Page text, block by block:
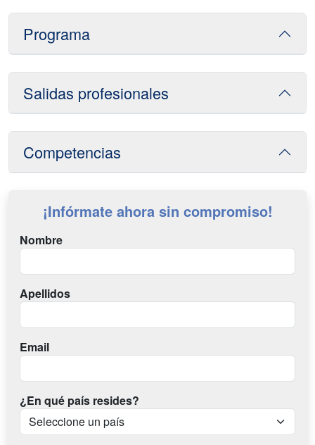
Programa
Salidas profesionales
Competencias
¡Infórmate ahora sin compromiso!
Nombre
Apellidos
Email
¿En qué país resides?